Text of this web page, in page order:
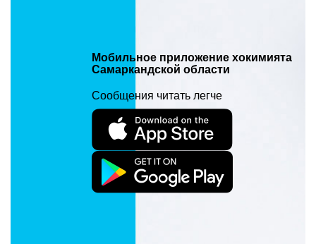
Мобильное приложение хокимията
Самаркандской области
Сообщения читать легче